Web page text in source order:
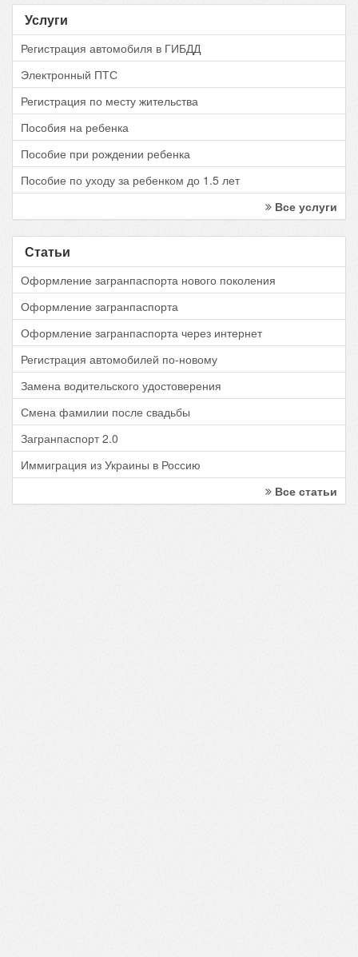
Услуги
Регистрация автомобиля в ГИБДД
Электронный ПТС
Регистрация по месту жительства
Пособия на ребенка
Пособие при рождении ребенка
Пособие по уходу за ребенком до 1.5 лет
Все услуги
Статьи
Оформление загранпаспорта нового поколения
Оформление загранпаспорта
Оформление загранпаспорта через интернет
Регистрация автомобилей по-новому
Замена водительского удостоверения
Смена фамилии после свадьбы
Загранпаспорт 2.0
Иммиграция из Украины в Россию
Все статьи